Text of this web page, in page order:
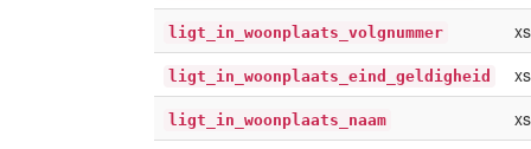
ligt_in_woonplaats_volgnummer
ligt_in_woonplaats_eind_geldigheid
ligt_in_woonplaats_naam